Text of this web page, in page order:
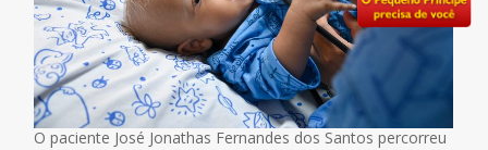
O paciente José Jonathas Fernandes dos Santos percorreu